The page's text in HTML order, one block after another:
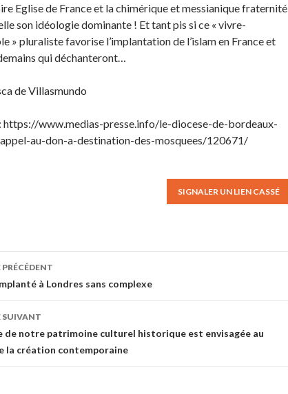
Eglise de France et la chimérique et messianique fraternité
son idéologie dominante ! Et tant pis si ce « vivre-
» pluraliste favorise l’implantation de l’islam en France et
qui déchanteront…
de Villasmundo
https://www.medias-presse.info/le-diocese-de-bordeaux-
au-don-a-destination-des-mosquees/120671/
SIGNALER UN LIEN CASSÉ
des articles
à Londres sans complexe
SUIVANT
de notre patrimoine culturel historique est envisagée au
la création contemporaine